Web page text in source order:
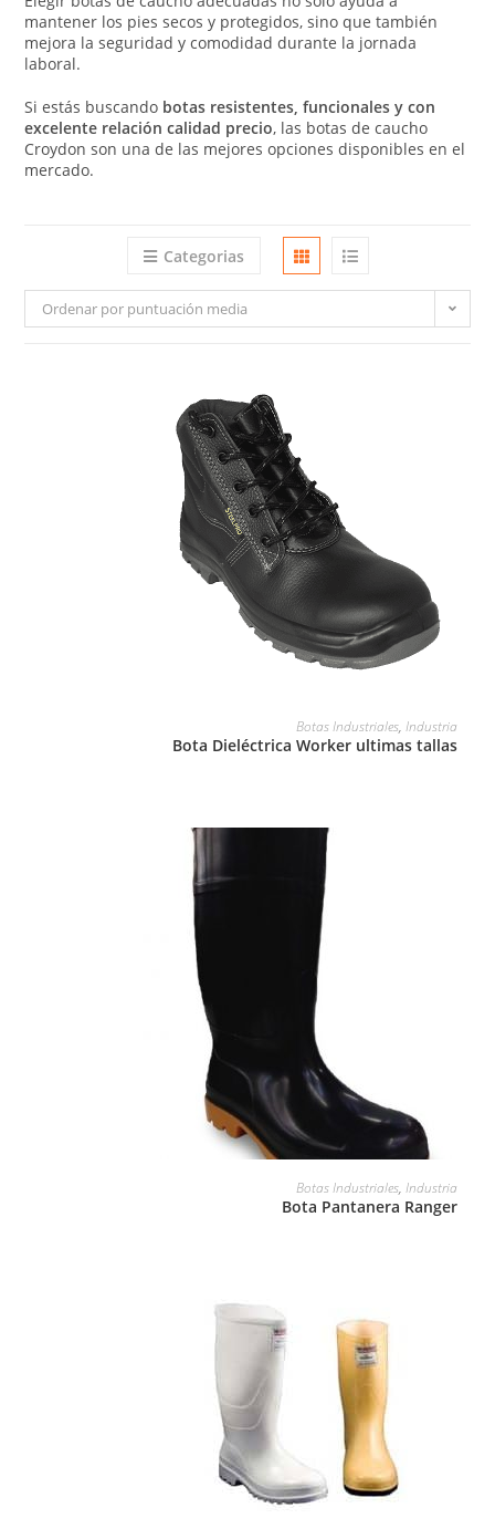
mantener los pies secos y protegidos, sino que también
mejora la seguridad y comodidad durante la jornada
laboral.
Si estás buscando botas resistentes, funcionales y con
excelente relación calidad precio, las botas de caucho
Croydon son una de las mejores opciones disponibles en el
mercado.
Categorias
Ordenar por puntuación media
Botas Industriales,Industria
Bota Dieléctrica Worker ultimas tallas
Botas Industriales,Industria
Bota Pantanera Ranger